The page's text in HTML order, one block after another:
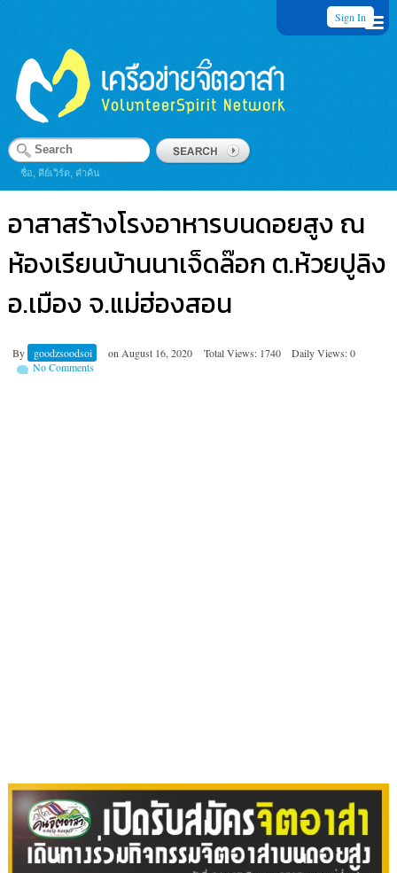
Sign In
ชื่อ, คีย์เวิร์ด, คำค้น
อาสาสร้างโรงอาหารบนดอยสูง ณ
ห้องเรียนบ้านนาเจ็ดล๊อก ต.ห้วยปูลิง
อ.เมือง จ.แม่ฮ่องสอน
By goodzsoodsoi on August 16, 2020 Total Views: 1740
Daily Views: 0
No Comments